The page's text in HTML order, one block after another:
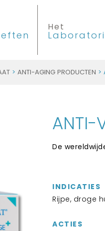
Het
> ANTI-AGING PRODUCTEN >
ANTI-
De
INDICATIES
Rijpe, droge
ACTIES